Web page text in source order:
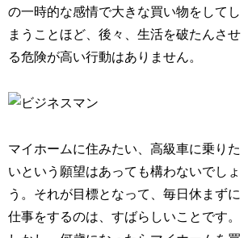
の一時的な感情で大きな買い物をしてし
まうことほど、後々、生活を破たんさせ
る危険が高い行動はありません。
マイホームに住みたい、高級車に乗りた
いという願望はあっても構わないでしょ
う。それが目標となって、毎日休まずに
仕事をするのは、すばらしいことです。